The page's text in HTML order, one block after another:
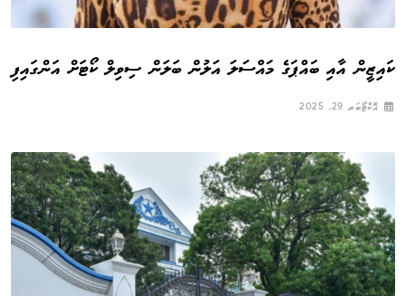
ކައިޒީން އާއި ބައްޕަގެ މައްސަލަ އަލުން ބަލަން ސިވިލް ކޯޓަށް އަންގައިފި
އޮކްޓޯބަރ 29, 2025